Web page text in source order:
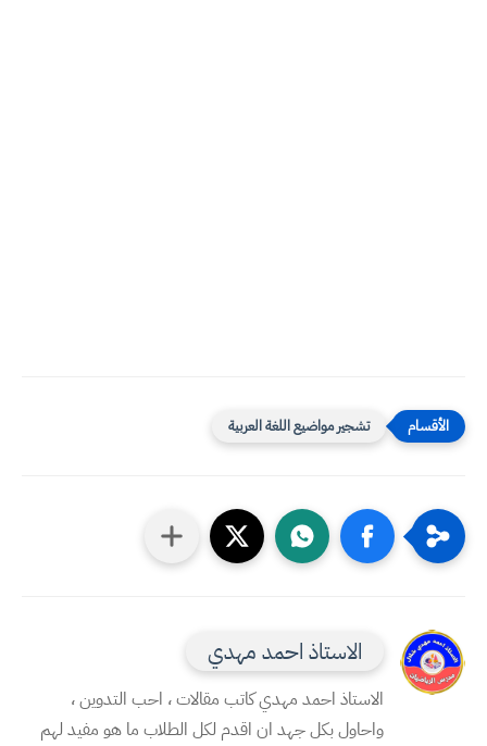
تشجير مواضيع اللغة العربية
الاستاذ احمد مهدي
الاستاذ احمد مهدي كاتب مقالات ، احب التدوين ،
واحاول بكل جهد ان اقدم لكل الطلاب ما هو مفيد لهم